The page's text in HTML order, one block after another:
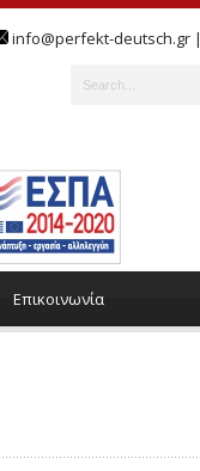
info@perfekt-deutsch.gr |
Επικοινωνία